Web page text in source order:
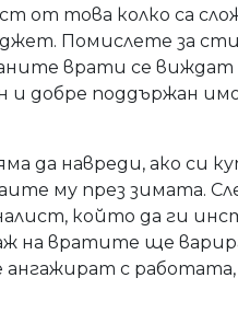
от това колко са
Помислете за
врати се
и добре поддържан
да навреди, ако си
му през зимата.
който да ги
на вратите ще
с